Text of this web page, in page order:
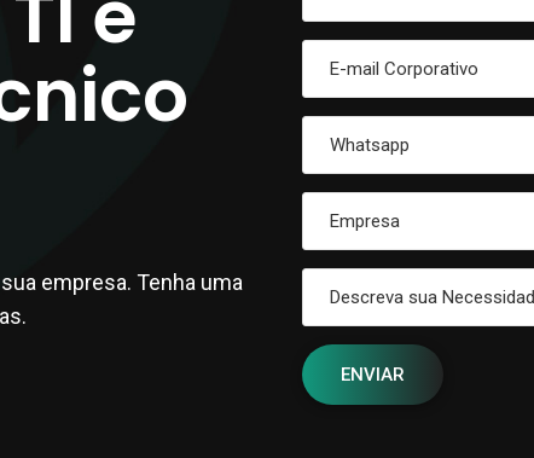
empresa. Tenha uma